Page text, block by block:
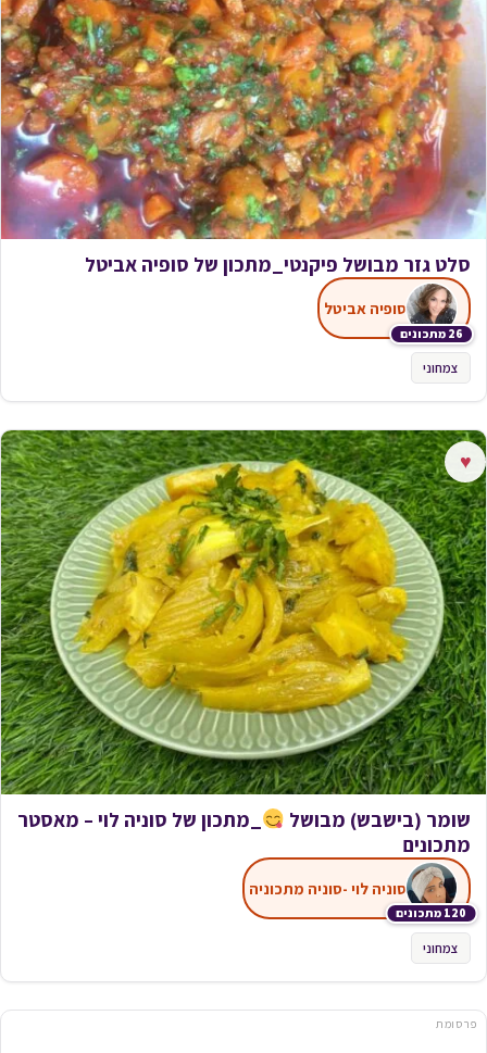
סלט גזר מבושל פיקנטי_מתכון של סופיה אביטל
26 מתכונים
סופיה אביטל
צמחוני
♥
שומר (בישבש) מבושל
_מתכון של סוניה לוי – מאסטר
מתכונים
120 מתכונים
סוניה לוי -סוניה מתכוניה
צמחוני
פרסומת